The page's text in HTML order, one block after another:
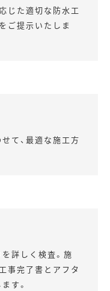
じた適切な防水工
ご提示いたしま
て、最適な施工方
詳しく検査。施
事完了書とアフタ
す。